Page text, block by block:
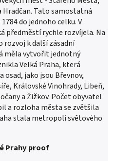
Hradčan. Tato samostatná
do jednoho celku. V
předměstí rychle rozvíjela. Na
k další zásadní
měla vytvořit jednotný
Velká Praha, která
osad, jako jsou Břevnov,
Královské Vinohrady, Libeň,
a Žižkov. Počet obyvatel
a rozloha města se zvětšila
stala metropolí světového
Prahy proof